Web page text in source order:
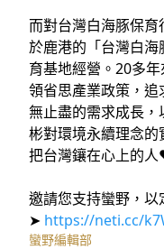
而對台灣白海豚保
於鹿港的「台灣白海
育基地經營。20多
領省思產業政策，
無止盡的需求成長
彬對環境永續理念
把台灣鑲在心上的人
邀請您支持蠻野，
➤ https://neti.cc/
蠻野編輯部